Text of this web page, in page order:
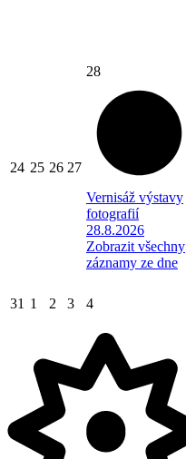
24 25 26 27
28
Vernisáž výstavy
fotografií
28.8.2026
Zobrazit všechny
záznamy ze dne
31 1 2 3 4